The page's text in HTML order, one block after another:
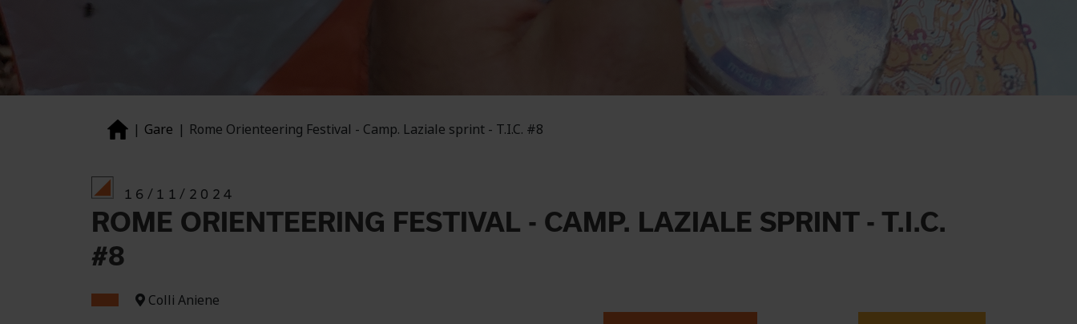
Gare Rome Orienteering Festival - Camp. Laziale sprint - T.I.C. #8
16/11/2024
ROME ORIENTEERING FESTIVAL - CAMP. LAZIALE SPRINT - T.I.C.
#8
Colli Aniene